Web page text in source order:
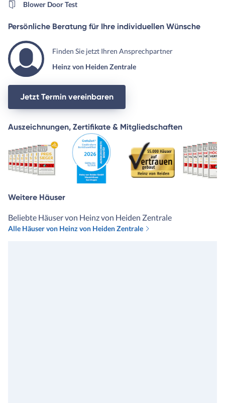
Blower Door Test
Persönliche Beratung für Ihre individuellen Wünsche
Finden Sie jetzt Ihren Ansprechpartner
Heinz von Heiden Zentrale
Jetzt Termin vereinbaren
Auszeichnungen, Zertifikate & Mitgliedschaften
Weitere Häuser
Beliebte Häuser von Heinz von Heiden Zentrale
Alle Häuser von Heinz von Heiden Zentrale